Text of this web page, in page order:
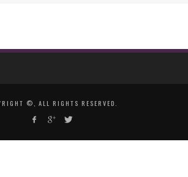
©, ALL RIGHTS RESERVED.